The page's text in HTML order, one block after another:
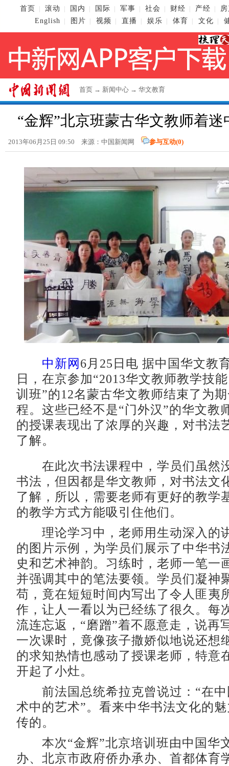
首页 滚动 国内 国际 军事 社会 财经 产经
English
图片 视频 直播 娱乐 体育 文化
首页 → 新闻中心 → 华文教育
“金辉”北京班蒙古华文教师着
2013年06月25日 09:50 来源： 中国新闻网 参与互动(0)
中新网 6月25日电 据中国华文教
日，在京参加“2013华文教师教学技
训班”的12名蒙古华文教师结束了为
程。这些已经不是“门外汉”的华文教
的授课表现出了浓厚的兴趣，对书法
了解。
在此次书法课程中，学员们虽然
书法，但因都是华文教师，对书法文
了解，所以，需要老师有更好的教学
的教学方式方能吸引住他们。
理论学习中，老师用生动深入的
的图片示例，为学员们展示了中华书
史和艺术神韵。习练时，老师一笔一
并强调其中的笔法要领。学员们凝神
苟，竟在短短时间内写出了令人匪夷
作，让人一看以为已经练了很久。每
流连忘返，“磨蹭”着不愿意走，说再
一次课时，竟像孩子撒娇似地说还想
的求知热情也感动了授课老师，特意
开起了小灶。
前法国总统希拉克曾说过：“在中
术中的艺术”。看来中华书法文化的
传的。
本次“金辉”北京培训班由中国华
办、北京市政府侨办承办、首都体育